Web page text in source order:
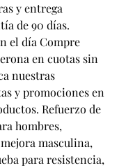
y entrega
de 90 días.
el día Compre
en cuotas sin
nuestras
y promociones en
Refuerzo de
hombres,
masculina,
para resistencia,